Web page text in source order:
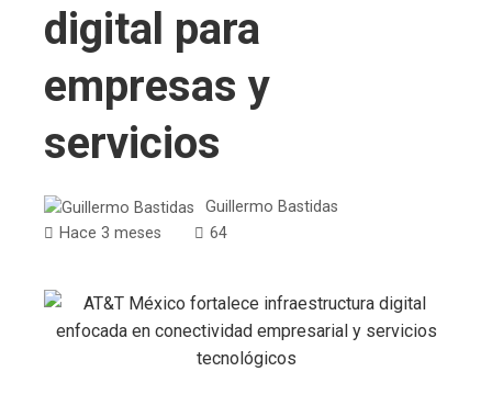
digital para
empresas y
servicios
Guillermo Bastidas
Hace 3 meses
64